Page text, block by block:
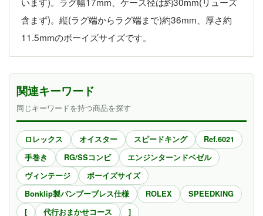
含まず)。縦(ラグ端からラグ端まで)約36mm、厚さ約
11.5mmのボーイズサイズです。
関連キーワード
同じキーワードを持つ商品を探す
ロレックス オイスター スピードキング
Ref.6021
手巻き
RG/SSコンビ
エンジンターンドベゼル
ヴィンテージ
ボーイズサイズ
Bonklip製バンブーブレス仕様
ROLEX
SPEEDKING
[
代行おまかせコース ]